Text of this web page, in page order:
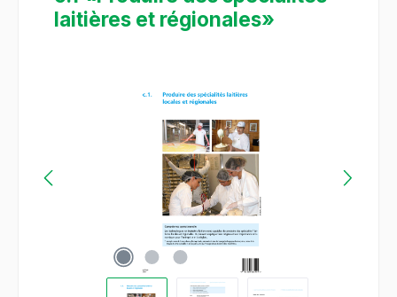
laitières et régionales»